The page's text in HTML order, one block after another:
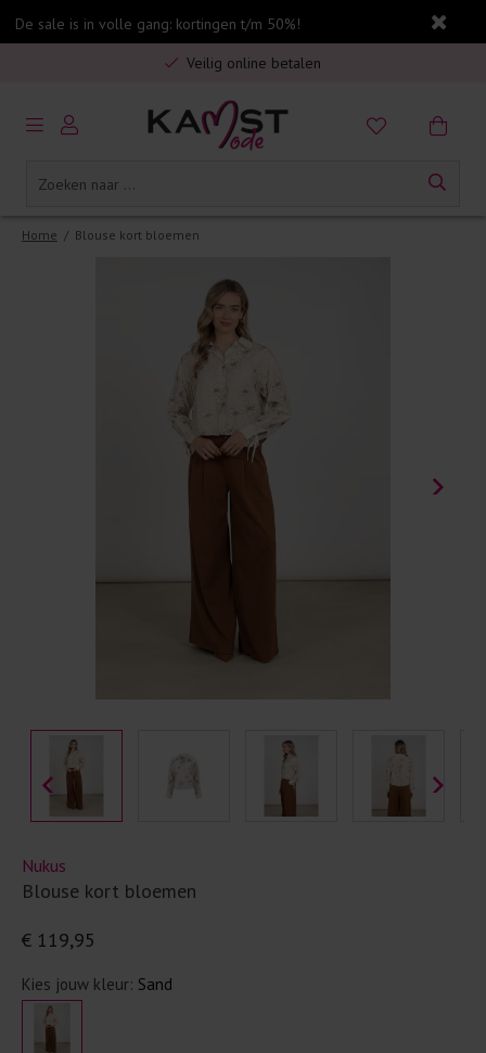
De sale is in volle gang: kortingen t/m 50%!
Gratis verzending in Nederland vanaf €75,-
Veilig online betalen
5% spaarbonus op jouw aankoop
Gratis verzending in Nederland vanaf €75,-
Home / Blouse kort bloemen
Nukus
Blouse kort bloemen
€ 119,95
Kies jouw kleur: Sand